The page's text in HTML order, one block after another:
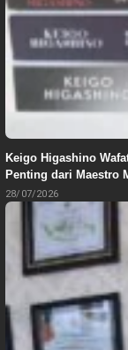
Keigo Higashino
Penting dari Maestro
28/07/2026